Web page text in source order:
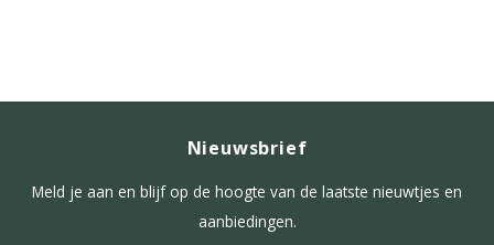
Nieuwsbrief
Meld je aan en blijf op de hoogte van de laatste nieuwtjes en
aanbiedingen.